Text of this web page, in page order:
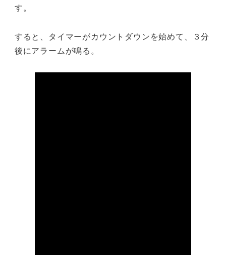
す。
すると、タイマーがカウントダウンを始めて、３分
後にアラームが鳴る。